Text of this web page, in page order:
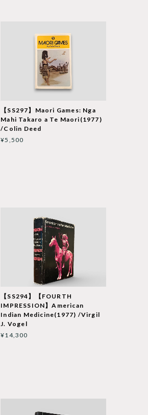
【SS297】Maori Games: Nga
Mahi Takaro a Te Maori(1977)
/Colin Deed
¥5,500
【SS294】【FOURTH
IMPRESSION】American
Indian Medicine(1977) /Virgil
J. Vogel
¥14,300